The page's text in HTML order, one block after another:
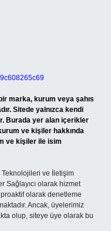
marka, kurum veya şahıs
Sitede yalnızca kendi
Burada yer alan içerikler
ve kişiler hakkında
ve kişiler ile isim
Teknolojileri ve İletişim
Sağlayıcı olarak hizmet
olarak denetleme
Ancak, üyelerimiz
olup, siteye üye olarak bu